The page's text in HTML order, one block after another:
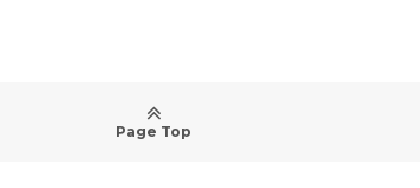
Page Top